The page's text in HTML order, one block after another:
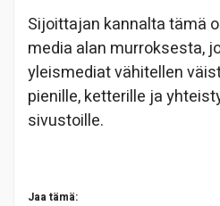
Sijoittajan kannalta tämä
media alan murroksesta,
yleismediat vähitellen
pienille, ketterille ja
sivustoille.
Jaa tämä: